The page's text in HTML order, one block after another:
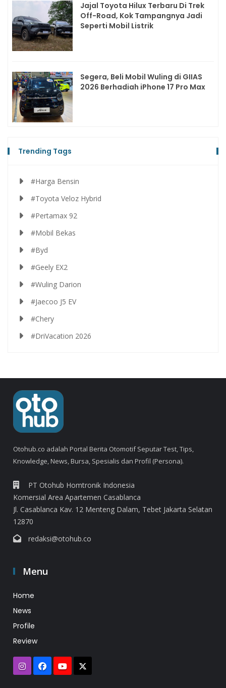
Jajal Toyota Hilux Terbaru Di Trek
Off-Road, Kok Tampangnya Jadi
Seperti Mobil Listrik
Segera, Beli Mobil Wuling di GIIAS
2026 Berhadiah iPhone 17 Pro Max
Trending Tags
#Harga Bensin
#Toyota Veloz Hybrid
#Pertamax 92
#Mobil Bekas
#Byd
#Geely EX2
#Wuling Darion
#Jaecoo J5 EV
#Chery
#DriVacation 2026
Otohub.co adalah Portal Berita Otomotif Seputar Test, Tips,
Knowledge, News, Bursa, Spesialis dan Profil (Persona).
PT Otohub Homtronik Indonesia
Komersial Area Apartemen Casablanca
Jl. Casablanca Kav. 12 Menteng Dalam, Tebet Jakarta Selatan
12870
redaksi@otohub.co
Menu
Home
News
Profile
Review